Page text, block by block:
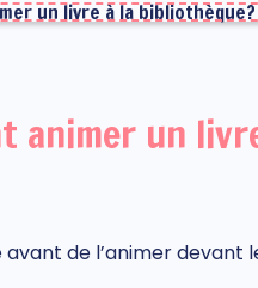
animer un
avant de l’animer